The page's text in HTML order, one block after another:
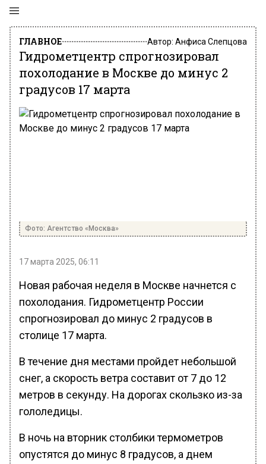
ГЛАВНОЕ Автор: Анфиса Слепцова
Гидрометцентр спрогнозировал
похолодание в Москве до минус 2
градусов 17 марта
Фото: Агентство «Москва»
17 марта 2025, 06:11
Новая рабочая неделя в Москве начнется с
похолодания. Гидрометцентр России
спрогнозировал до минус 2 градусов в
столице 17 марта.
В течение дня местами пройдет небольшой
снег, а скорость ветра составит от 7 до 12
метров в секунду. На дорогах скользко из-за
гололедицы.
В ночь на вторник столбики термометров
опустятся до минус 8 градусов, а днем